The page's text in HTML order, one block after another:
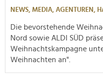
NEWS, MEDIA, AGENTUREN,
Die bevorstehende
Nord sowie ALDI SÜD
Weihnachtskampagne
Weihnachten an".